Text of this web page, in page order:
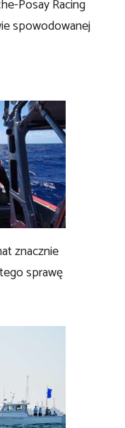
Posay Racing
spowodowanej
znacznie
sprawę